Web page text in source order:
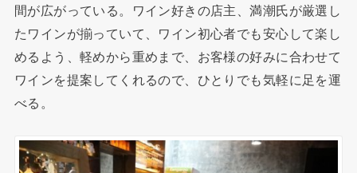
間が広がっている。ワイン好きの店主、満潮氏が厳選し
たワインが揃っていて、ワイン初心者でも安心して楽し
めるよう、軽めから重めまで、お客様の好みに合わせて
ワインを提案してくれるので、ひとりでも気軽に足を運
べる。